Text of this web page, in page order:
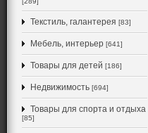
Текстиль, галантерея [83]
Мебель, интерьер [641]
Товары для детей [186]
Недвижимость [694]
Товары для спорта и отдыха
[85]